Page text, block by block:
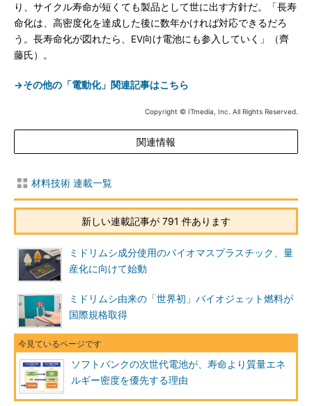
り、サイクル寿命が短くても製品として世に出す方針だ。「長寿
命化は、高密度化を達成した後に数年かければ対応できるだろ
う。長寿命化が図れたら、EV向け電池にも参入していく」（齊
藤氏）。
→その他の「電動化」関連記事はこちら
Copyright © ITmedia, Inc. All Rights Reserved.
関連情報
材料技術 連載一覧
新しい連載記事が 791 件あります
ミドリムシ成分使用のバイオマスプラスチック、量
産化に向けて始動
ミドリムシ由来の「世界初」バイオジェット燃料が
国際規格取得
ソフトバンクの次世代電池が、寿命より質量エネ
ルギー密度を優先する理由